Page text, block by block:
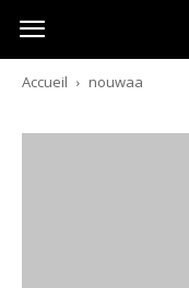
Australia-
australie.com
Accueil nouwaa